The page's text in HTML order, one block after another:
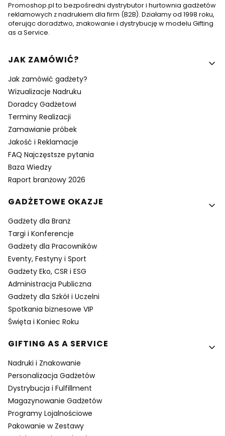
Promoshop.pl to bezpośredni dystrybutor i hurtownia gadżetów
reklamowych z nadrukiem dla firm (B2B). Działamy od 1998 roku,
oferując doradztwo, znakowanie i dystrybucję w modelu Gifting
as a Service.
Linki w stopce
JAK ZAMÓWIĆ?
Jak zamówić gadżety?
Wizualizacje Nadruku
Doradcy Gadżetowi
Terminy Realizacji
Zamawianie próbek
Jakość i Reklamacje
FAQ Najczęstsze pytania
Baza Wiedzy
Raport branżowy 2026
GADŻETOWE OKAZJE
Gadżety dla Branż
Targi i Konferencje
Gadżety dla Pracowników
Eventy, Festyny i Sport
Gadżety Eko, CSR i ESG
Administracja Publiczna
Gadżety dla Szkół i Uczelni
Spotkania biznesowe VIP
Święta i Koniec Roku
GIFTING AS A SERVICE
Nadruki i Znakowanie
Personalizacja Gadżetów
Dystrybucja i Fulfillment
Magazynowanie Gadżetów
Programy Lojalnościowe
Pakowanie w Zestawy